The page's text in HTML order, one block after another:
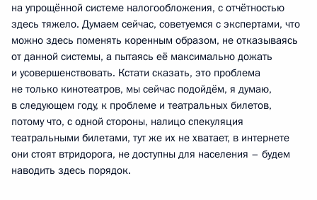
на упрощённой системе налогообложения, с отчётностью
здесь тяжело. Думаем сейчас, советуемся с экспертами, что
можно здесь поменять коренным образом, не отказываясь
от данной системы, а пытаясь её максимально дожать
и усовершенствовать. Кстати сказать, это проблема
не только кинотеатров, мы сейчас подойдём, я думаю,
в следующем году, к проблеме и театральных билетов,
потому что, с одной стороны, налицо спекуляция
театральными билетами, тут же их не хватает, в интернете
они стоят втридорога, не доступны для населения – будем
наводить здесь порядок.